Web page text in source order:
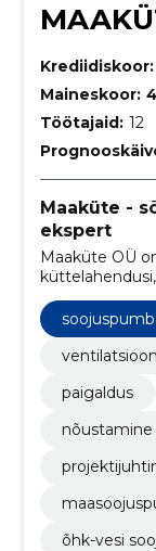
Krediidiskoor:
Maineskoor:
Töötajaid: 12
Maaküte -
ekspert
Maaküte OÜ
sobivaim.
ventilatsioon
paigaldus
nõustamine
õhk-vesi